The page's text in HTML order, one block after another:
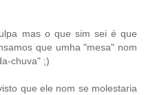
mas o que sim sei é que
que umha "mesa" nom
chuva" ;)
que ele nom se molestaria